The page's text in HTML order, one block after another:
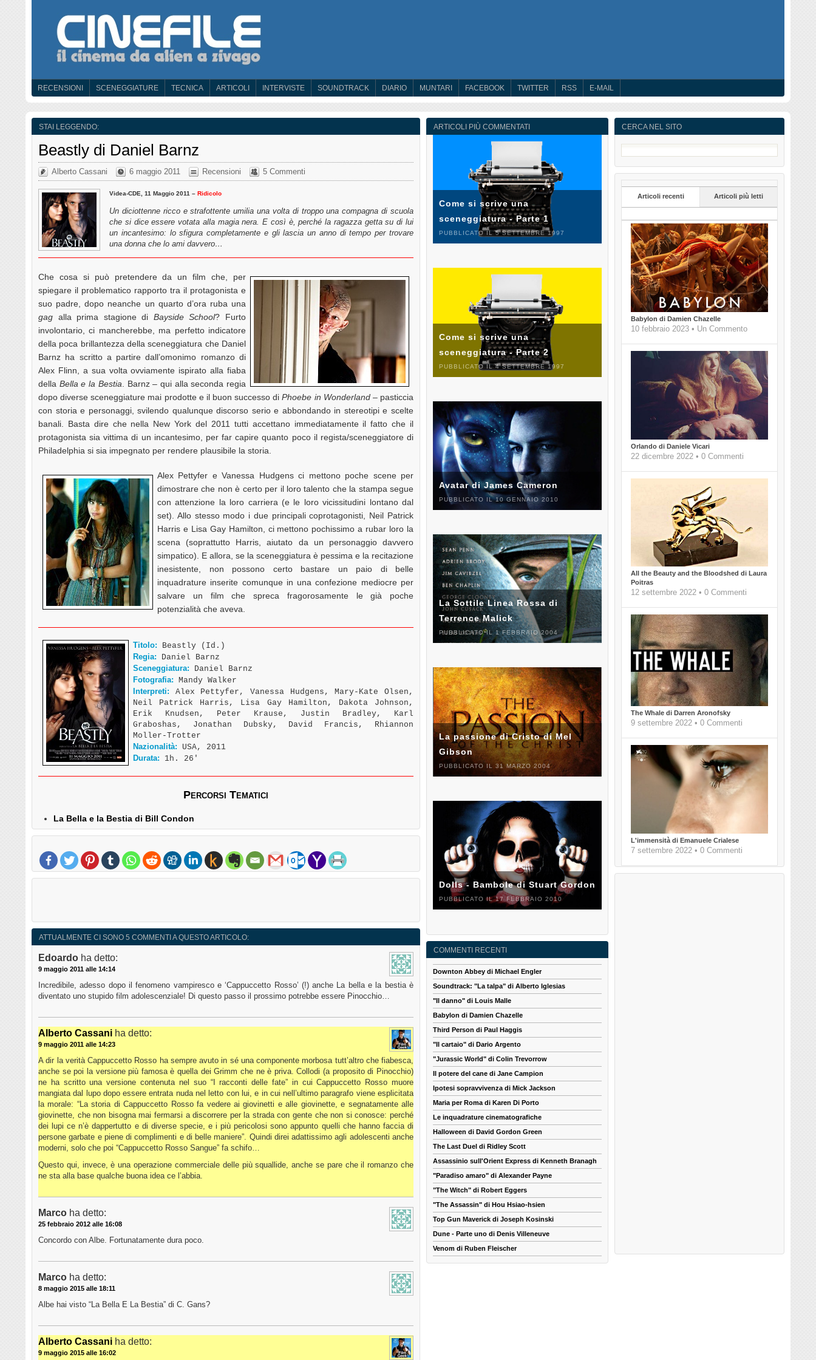
RECENSIONI SCENEGGIATURE TECNICA ARTICOLI INTERVISTE SOUNDTRACK DIARIO MUNTARI FACEBOOK TWITTER RSS E-MAIL
STAI LEGGENDO:
Beastly di Daniel Barnz
Alberto Cassani 6 maggio 2011 Recensioni 5 Commenti
Videa-CDE, 11 Maggio 2011 – Ridicolo
Un diciottenne ricco e strafottente umilia una volta di troppo una compagna di scuola
che si dice essere votata alla magia nera. E così è, perché la ragazza getta su di lui
un incantesimo: lo sfigura completamente e gli lascia un anno di tempo per trovare
una donna che lo ami davvero…
Che cosa si può pretendere da un film che, per
spiegare il problematico rapporto tra il protagonista e
suo padre, dopo neanche un quarto d’ora ruba una
gag alla prima stagione di Bayside School? Furto
involontario, ci mancherebbe, ma perfetto indicatore
della poca brillantezza della sceneggiatura che Daniel
Barnz ha scritto a partire dall’omonimo romanzo di
Alex Flinn, a sua volta ovviamente ispirato alla fiaba
della Bella e la Bestia . Barnz – qui alla seconda regia
dopo diverse sceneggiature mai prodotte e il buon successo diPhoebe in Wonderland– pasticcia
con storia e personaggi, svilendo qualunque discorso serio e abbondando in stereotipi e scelte
banali. Basta dire che nella New York del 2011 tutti accettano immediatamente il fatto che il
protagonista sia vittima di un incantesimo, per far capire quanto poco il regista/sceneggiatore di
Philadelphia si sia impegnato per rendere plausibile la storia.
Alex Pettyfer e Vanessa Hudgens ci mettono poche scene per
dimostrare che non è certo per il loro talento che la stampa segue
con attenzione la loro carriera (e le loro vicissitudini lontano dal
set). Allo stesso modo i due principali coprotagonisti, Neil Patrick
Harris e Lisa Gay Hamilton, ci mettono pochissimo a rubar loro la
scena (soprattutto Harris, aiutato da un personaggio davvero
simpatico). E allora, se la sceneggiatura è pessima e la recitazione
inesistente, non possono certo bastare un paio di belle
inquadrature inserite comunque in una confezione mediocre per
salvare un film che spreca fragorosamente le già poche
potenzialità che aveva.
Titolo: Beastly (Id.)
Regia: Daniel Barnz
Sceneggiatura: Daniel Barnz
Fotografia: Mandy Walker
Interpreti: Alex Pettyfer, Vanessa Hudgens, Mary-Kate Olsen,
Neil Patrick Harris, Lisa Gay Hamilton, Dakota Johnson,
Erik Knudsen, Peter Krause, Justin Bradley, Karl
Graboshas, Jonathan Dubsky, David Francis, Rhiannon
Moller-Trotter
Nazionalità: USA, 2011
Durata: 1h. 26′
Percorsi Tematici
La Bella e la Bestia di Bill Condon
ATTUALMENTE CI SONO 5 COMMENTI A QUESTO ARTICOLO:
Edoardo ha detto:
9 maggio 2011 alle 14:14
Incredibile, adesso dopo il fenomeno vampiresco e ‘Cappuccetto Rosso’ (!) anche La bella e la bestia è
diventato uno stupido film adolescenziale! Di questo passo il prossimo potrebbe essere Pinocchio…
Alberto Cassani ha detto:
9 maggio 2011 alle 14:23
A dir la verità Cappuccetto Rosso ha sempre avuto in sé una componente morbosa tutt’altro che fiabesca,
anche se poi la versione più famosa è quella dei Grimm che ne è priva. Collodi (a proposito di Pinocchio)
ne ha scritto una versione contenuta nel suo “I racconti delle fate” in cui Cappuccetto Rosso muore
mangiata dal lupo dopo essere entrata nuda nel letto con lui, e in cui nell’ultimo paragrafo viene esplicitata
la morale: “La storia di Cappuccetto Rosso fa vedere ai giovinetti e alle giovinette, e segnatamente alle
giovinette, che non bisogna mai fermarsi a discorrere per la strada con gente che non si conosce: perché
dei lupi ce n’è dappertutto e di diverse specie, e i più pericolosi sono appunto quelli che hanno faccia di
persone garbate e piene di complimenti e di belle maniere”. Quindi direi adattissimo agli adolescenti anche
moderni, solo che poi “Cappuccetto Rosso Sangue” fa schifo…
Questo qui, invece, è una operazione commerciale delle più squallide, anche se pare che il romanzo che
ne sta alla base qualche buona idea ce l’abbia.
Marco ha detto:
25 febbraio 2012 alle 16:08
Concordo con Albe. Fortunatamente dura poco.
Marco ha detto:
8 maggio 2015 alle 18:11
Albe hai visto “La Bella E La Bestia” di C. Gans?
Alberto Cassani ha detto:
9 maggio 2015 alle 16:02
CERCA NEL SITO
Articoli recenti Articoli più letti
Babylon di Damien Chazelle
10 febbraio 2023 • Un Commento
Orlando di Daniele Vicari
22 dicembre 2022 • 0 Commenti
All the Beauty and the Bloodshed di Laura
Poitras
12 settembre 2022 • 0 Commenti
The Whale di Darren Aronofsky
9 settembre 2022 • 0 Commenti
L'immensità di Emanuele Crialese
7 settembre 2022 • 0 Commenti
ARTICOLI PIÙ COMMENTATI
Come si scrive una
sceneggiatura - Parte 1
PUBBLICATO IL 5 SETTEMBRE 1997
Come si scrive una
sceneggiatura - Parte 2
PUBBLICATO IL 4 SETTEMBRE 1997
Avatar di James Cameron
PUBBLICATO IL 10 GENNAIO 2010
La Sottile Linea Rossa di
Terrence Malick
PUBBLICATO IL 1 FEBBRAIO 2004
La passione di Cristo di Mel
Gibson
PUBBLICATO IL 31 MARZO 2004
Dolls - Bambole di Stuart Gordon
PUBBLICATO IL 17 FEBBRAIO 2010
COMMENTI RECENTI
Downton Abbey di Michael Engler
Soundtrack: "La talpa" di Alberto Iglesias
"Il danno" di Louis Malle
Babylon di Damien Chazelle
Third Person di Paul Haggis
"Il cartaio" di Dario Argento
"Jurassic World" di Colin Trevorrow
Il potere del cane di Jane Campion
Ipotesi sopravvivenza di Mick Jackson
Maria per Roma di Karen Di Porto
Le inquadrature cinematografiche
Halloween di David Gordon Green
The Last Duel di Ridley Scott
Assassinio sull'Orient Express di Kenneth Branagh
"Paradiso amaro" di Alexander Payne
"The Witch" di Robert Eggers
"The Assassin" di Hou Hsiao-hsien
Top Gun Maverick di Joseph Kosinski
Dune - Parte uno di Denis Villeneuve
Venom di Ruben Fleischer